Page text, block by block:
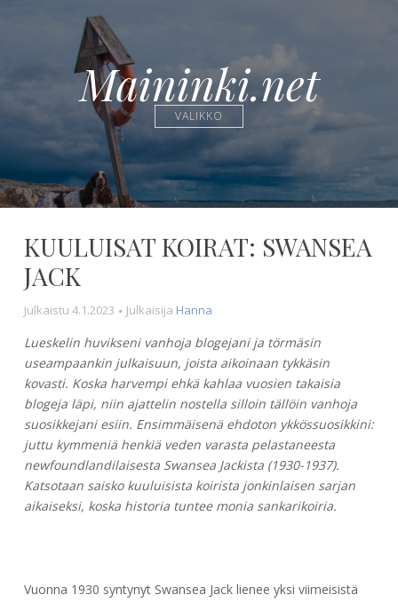
Maininki.net
VALIKKO
KUULUISAT KOIRAT: SWANSEA
JACK
Julkaistu 4.1.2023 Julkaisija Hanna
Lueskelin huvikseni vanhoja blogejani ja törmäsin
useampaankin julkaisuun, joista aikoinaan tykkäsin
kovasti. Koska harvempi ehkä kahlaa vuosien takaisia
blogeja läpi, niin ajattelin nostella silloin tällöin vanhoja
suosikkejani esiin. Ensimmäisenä ehdoton ykkössuosikkini:
juttu kymmeniä henkiä veden varasta pelastaneesta
newfoundlandilaisesta Swansea Jackista (1930-1937).
Katsotaan saisko kuuluisista koirista jonkinlaisen sarjan
aikaiseksi, koska historia tuntee monia sankarikoiria.
Vuonna 1930 syntynyt Swansea Jack lienee yksi viimeisistä